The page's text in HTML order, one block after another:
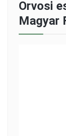
Orvosi
Magyar